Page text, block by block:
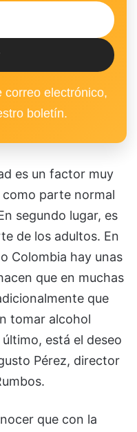
correo electrónico,
boletín.
es un factor muy
parte normal
segundo lugar, es
de los adultos. En
Colombia hay unas
que en muchas
que
tomar alcohol
está el deseo
Pérez, director
que con la